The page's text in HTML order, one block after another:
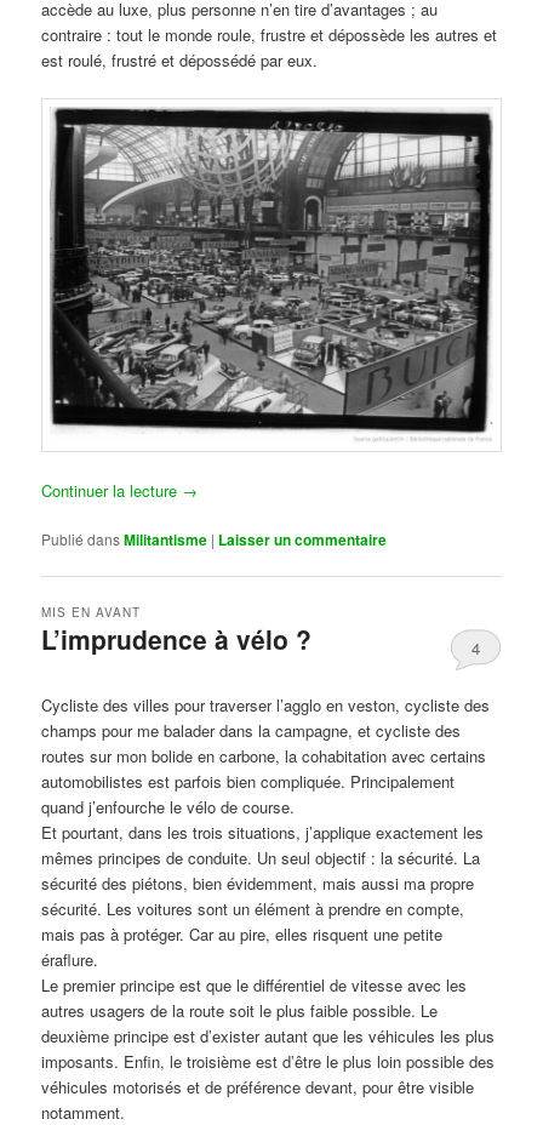
accède au luxe, plus personne n’en tire d’avantages ; au
contraire : tout le monde roule, frustre et dépossède les autres et
est roulé, frustré et dépossédé par eux.
Continuer la lecture →
Publié dansMilitantisme | Laisser un commentaire
L’imprudence à vélo ?
MIS EN AVANT
4
Cycliste des villes pour traverser l’agglo en veston, cycliste des
champs pour me balader dans la campagne, et cycliste des
routes sur mon bolide en carbone, la cohabitation avec certains
automobilistes est parfois bien compliquée. Principalement
quand j’enfourche le vélo de course.
Et pourtant, dans les trois situations, j’applique exactement les
mêmes principes de conduite. Un seul objectif : la sécurité. La
sécurité des piétons, bien évidemment, mais aussi ma propre
sécurité. Les voitures sont un élément à prendre en compte,
mais pas à protéger. Car au pire, elles risquent une petite
éraflure.
Le premier principe est que le différentiel de vitesse avec les
autres usagers de la route soit le plus faible possible. Le
deuxième principe est d’exister autant que les véhicules les plus
imposants. Enfin, le troisième est d’être le plus loin possible des
véhicules motorisés et de préférence devant, pour être visible
notamment.